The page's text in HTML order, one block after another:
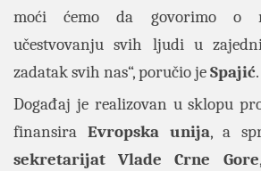
moći ćemo da govorimo o
učestvovanju svih ljudi u
zadatak svih nas“, poručio jeSpajić.
Događaj je realizovan u sklopu
finansira Evropska unija, a
sekretarijat Vlade Crne Gore